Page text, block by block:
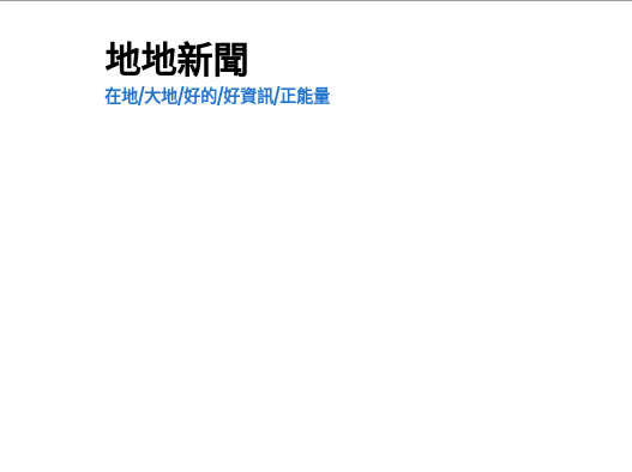
地地新聞
在地/大地/好的/好資訊/正能量